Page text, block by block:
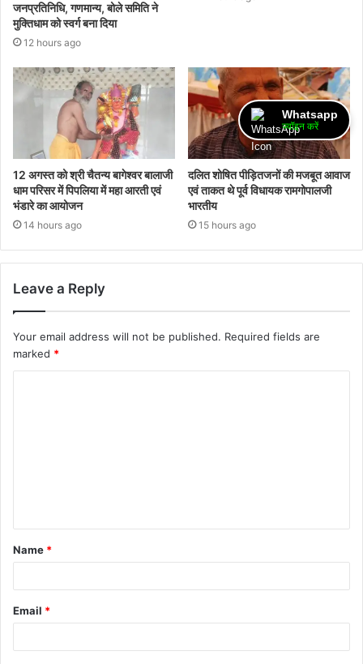
जनप्रतिनिधि, गणमान्य, बोले समिति ने
मुक्तिधाम को स्वर्ग बना दिया
12 hours ago
12 अगस्त को श्री चैतन्य बागेश्वर बालाजी
धाम परिसर में पिपलिया में महा आरती एवं
भंडारे का आयोजन
14 hours ago
दलित शोषित पीड़ितजनों की मजबूत आवाज
एवं ताकत थे पूर्व विधायक रामगोपालजी
भारतीय
15 hours ago
Leave a Reply
Your email address will not be published. Required fields are
marked *
Name *
Email *
Whatsapp
ज्वॉइन करें